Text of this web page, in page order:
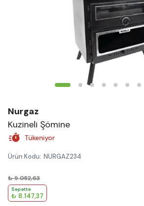
Nurgaz
Kuzineli Şömine
Tükeniyor
Ürün Kodu: NURGAZ234
₺ 9.052,63
Sepette
₺ 8.147,37